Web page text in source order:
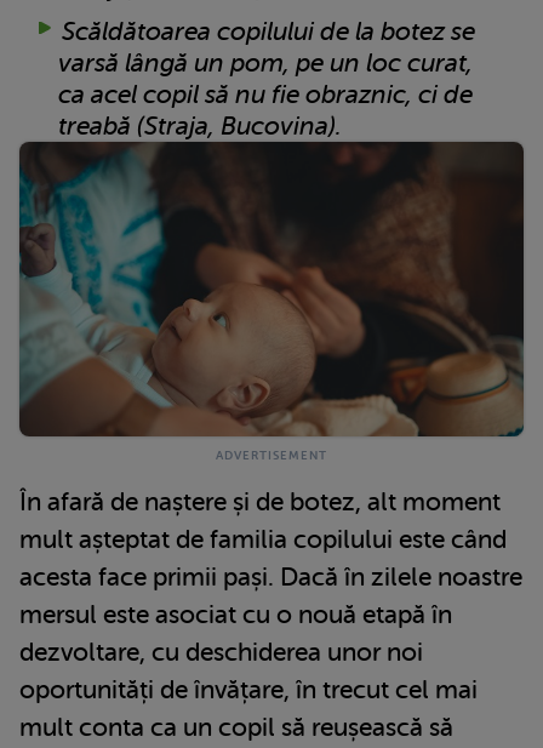
Scăldătoarea copilului de la botez se
varsă lângă un pom, pe un loc curat,
ca acel copil să nu fie obraznic, ci de
treabă (Straja, Bucovina).
În afară de naștere și de botez, alt moment
mult așteptat de familia copilului este când
acesta face primii pași. Dacă în zilele noastre
mersul este asociat cu o nouă etapă în
dezvoltare, cu deschiderea unor noi
oportunități de învățare, în trecut cel mai
mult conta ca un copil să reușească să